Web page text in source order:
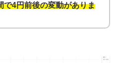
で4円前後の変動がありま